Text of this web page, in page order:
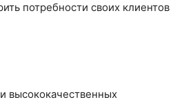
потребности своих клиентов
высококачественных